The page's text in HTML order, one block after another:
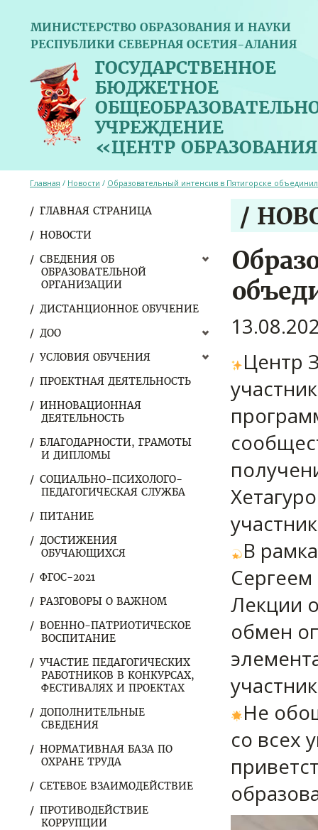
МИНИСТЕРСТВО ОБРАЗОВАНИЯ И НАУКИ
РЕСПУБЛИКИ СЕВЕРНАЯ ОСЕТИЯ-АЛАНИЯ
ГОСУДАРСТВЕННОЕ
БЮДЖЕТНОЕ
УЧРЕЖДЕНИЕ
«ЦЕНТР
ГЛАВНАЯ СТРАНИЦА
НОВОСТИ
СВЕДЕНИЯ ОБ
ОБРАЗОВАТЕЛЬНОЙ
ОРГАНИЗАЦИИ
ДИСТАНЦИОННОЕ ОБУЧЕНИЕ
ДОО
УСЛОВИЯ ОБУЧЕНИЯ
ПРОЕКТНАЯ ДЕЯТЕЛЬНОСТЬ
ИННОВАЦИОННАЯ
ДЕЯТЕЛЬНОСТЬ
БЛАГОДАРНОСТИ, ГРАМОТЫ
И ДИПЛОМЫ
СОЦИАЛЬНО-ПСИХОЛОГО-
ПЕДАГОГИЧЕСКАЯ СЛУЖБА
ПИТАНИЕ
ДОСТИЖЕНИЯ
ОБУЧАЮЩИХСЯ
ФГОС-2021
РАЗГОВОРЫ О ВАЖНОМ
ВОЕННО-ПАТРИОТИЧЕСКОЕ
ВОСПИТАНИЕ
УЧАСТИЕ ПЕДАГОГИЧЕСКИХ
РАБОТНИКОВ В КОНКУРСАХ,
ФЕСТИВАЛЯХ И ПРОЕКТАХ
ДОПОЛНИТЕЛЬНЫЕ
СВЕДЕНИЯ
НОРМАТИВНАЯ БАЗА ПО
ОХРАНЕ ТРУДА
СЕТЕВОЕ ВЗАИМОДЕЙСТВИЕ
ПРОТИВОДЕЙСТВИЕ
КОРРУПЦИИ
Главная / Новости / Образовательный интенсив в Пятигорске
/
Центр
В
Лекции
обмен
Не
со всех